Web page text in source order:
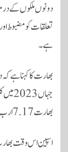
دونوں ملکوں کے
تعلقات کو مضبوط
ہے۔
بھارت کا کہنا ہے
بھارت 7.17ارب ڈالر کی برآمدات اور 2.74 ارب ڈالر کی درآمد کیں۔